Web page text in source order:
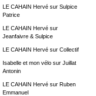
LE CAHAIN Hervésur Sulpice
Patrice
LE CAHAIN Hervésur
Jeanfaivre & Sulpice
LE CAHAIN Hervésur Collectif
Isabelle et mon vélosur Juillat
Antonin
LE CAHAIN Hervésur Ruben
Emmanuel